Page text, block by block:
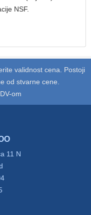
NSF.
validnost cena. Postoji
od stvarne cene.
om
11 N